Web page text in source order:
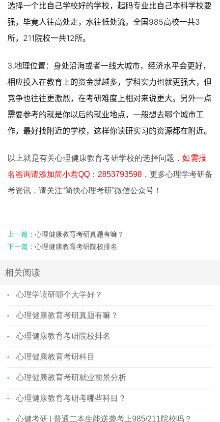
选择一个比自己学校好的学校，起码专业比自己本科学校要
强，毕竟人往高处走，水往低处流。全国985高校一共3
所，211院校一共12所。
3.地理位置：身处沿海或者一线大城市，经济水平会更好，
相应投入在教育上的资金就越多，学科实力也就更强大，但
竞争也往往更激烈，在考研难度上相对来说更大。另外一点
需要参考的就是你以后的就业地点，一般想去哪个城市工
作，最好找附近的学校，这样你读研实习的资源都在附近。
以上就是有关心理健康教育考研学校的选择问题，如需报
名咨询请添加简小君QQ： 2853793598 ，更多心理学考研备
考资讯，请关注“简快心理考研”微信公众号！
上一篇： 心理健康教育考研真题有嘛？
下一篇： 心理健康教育考研院校排名
相关阅读
心理学读研哪个大学好？
心理健康教育考研真题有嘛？
心理健康教育考研院校排名
心理健康教育考研科目
心理健康教育考研就业前景分析
心理健康教育考研考哪些科目？
心健考研 | 普通二本生能逆袭考上985/211院校吗？